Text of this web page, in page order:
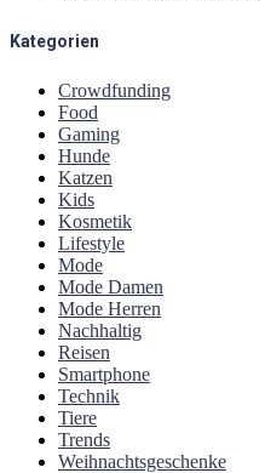
Kategorien
Crowdfunding
Food
Gaming
Hunde
Katzen
Kids
Kosmetik
Lifestyle
Mode
Mode Damen
Mode Herren
Nachhaltig
Reisen
Smartphone
Technik
Tiere
Trends
Weihnachtsgeschenke